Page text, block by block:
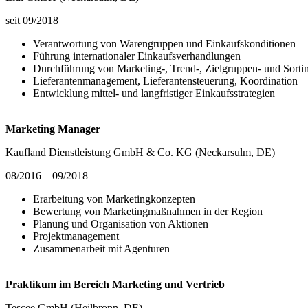
seit 09/2018
Verantwortung von Warengruppen und Einkaufskonditionen
Führung internationaler Einkaufsverhandlungen
Durchführung von Marketing-, Trend-, Zielgruppen- und
Lieferantenmanagement, Lieferantensteuerung, Koordination
Entwicklung mittel- und langfristiger Einkaufsstrategien
Marketing Manager
Kaufland Dienstleistung GmbH & Co. KG (Neckarsulm, DE)
08/2016 – 09/2018
Erarbeitung von Marketingkonzepten
Bewertung von Marketingmaßnahmen in der Region
Planung und Organisation von Aktionen
Projektmanagement
Zusammenarbeit mit Agenturen
Praktikum im Bereich Marketing und Vertrieb